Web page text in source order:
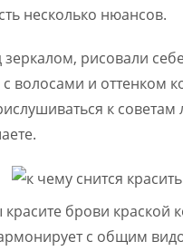
несколько нюансов.
рисовали
и оттенком
к
брови краской
с общим